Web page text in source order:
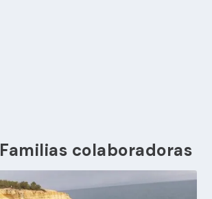
Familias colaboradoras